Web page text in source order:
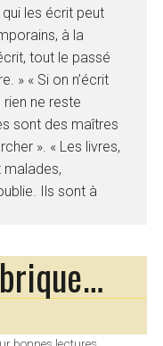
les écrit peut
à la
tout le passé
» « Si on n’écrit
ne reste
sont des maîtres
». « Les livres,
malades,
Ils sont à